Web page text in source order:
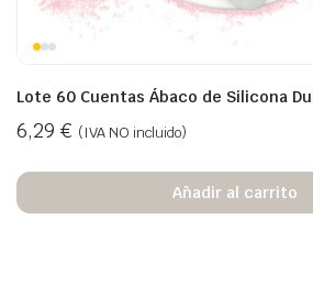
Lote 60 Cuentas Ábaco de Silicona
6,29 € (IVA NO incluido)
Añadir al carrito